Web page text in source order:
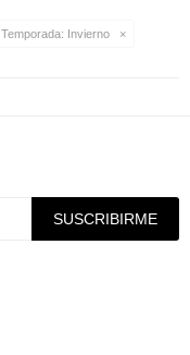
Temporada: Invierno
SUSCRIBIRME